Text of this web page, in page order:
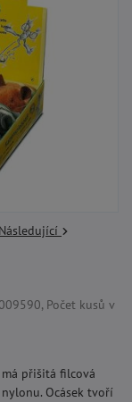
Následující
Počet kusů v
přišitá filcová
Ocásek tvoří